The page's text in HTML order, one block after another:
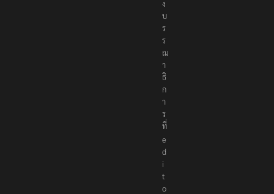
ง
บ
ร
ร
ณ
า
ธิ
ก
า
ร
ที่
e
d
i
t
o